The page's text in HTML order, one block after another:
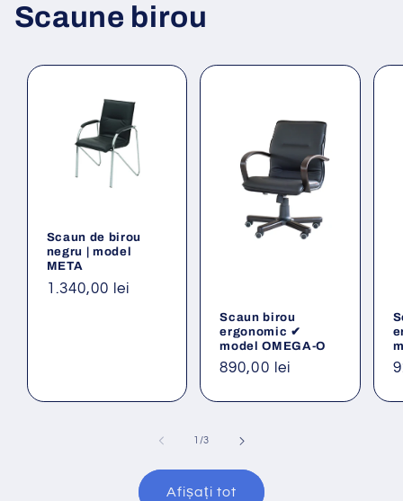
Scaune birou
Scaun de birou
negru | model
META
Preț
1.340,00 lei
Scaun birou
ergonomic ✔
model OMEGA-O
Preț
890,00 lei
/din
3
Afișați tot